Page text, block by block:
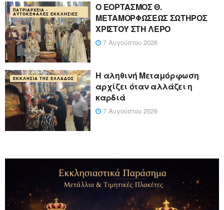
ΠΑΤΡΙΑΡΧΕΊΑ -
ΑΥΤΟΚΈΦΑΛΕΣ ΕΚΚΛΗΣΊΕΣ
Ο ΕΟΡΤΑΣΜΟΣ Θ.
ΜΕΤΑΜΟΡΦΩΣΕΩΣ ΣΩΤΗΡΟΣ
ΧΡΙΣΤΟΥ ΣΤΗ ΛΕΡΟ
7 Αυγούστου 2026
ΕΚΚΛΗΣΊΑ ΤΗΣ ΕΛΛΆΔΟΣ
Η αληθινή Μεταμόρφωση
αρχίζει όταν αλλάζει η
καρδιά
7 Αυγούστου 2026